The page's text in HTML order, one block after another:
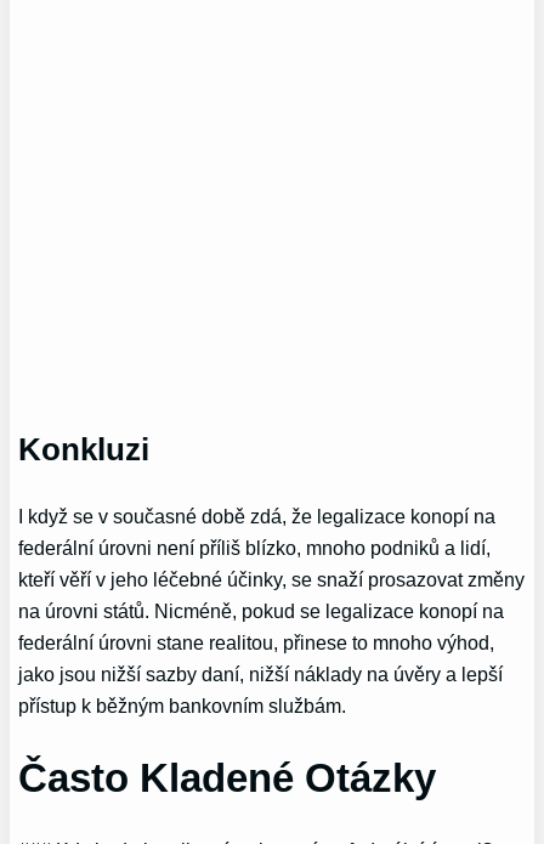
Konkluzi
I když se v současné době zdá, že legalizace konopí na
federální úrovni není příliš blízko, mnoho podniků a lidí,
kteří věří v jeho léčebné účinky, se snaží prosazovat změny
na úrovni států. Nicméně, pokud se legalizace konopí na
federální úrovni stane realitou, přinese to mnoho výhod,
jako jsou nižší sazby daní, nižší náklady na úvěry a lepší
přístup k běžným bankovním službám.
Často Kladené Otázky